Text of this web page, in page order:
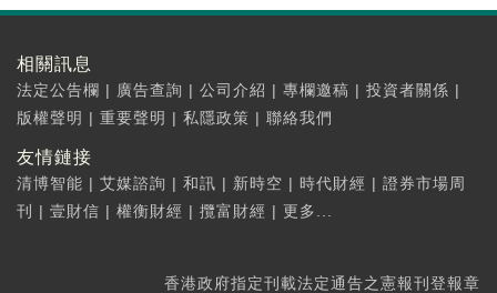
相關訊息
法定公告欄 | 廣告查詢 | 公司介紹 | 專欄邀稿 | 投資者關係 |
版權聲明 | 重要聲明 | 私隱政策 | 聯絡我們
友情鏈接
清博智能 | 艾媒諮詢 | 和訊 | 新時空 | 時代財經 | 證券市場周
刊
| 壹財信 | 權衡財經 | 攬富財經 | 更多...
香港政府指定刊載法定通告之憲報刊登報章